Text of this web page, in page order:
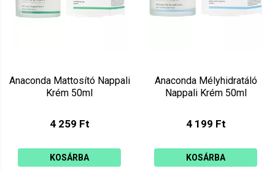
Anaconda Mattosító Nappali
Krém 50ml
4 259 Ft
KOSÁRBA
Anaconda Mélyhidratáló
Nappali Krém 50ml
4 199 Ft
KOSÁRBA